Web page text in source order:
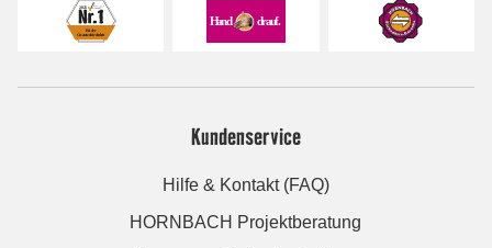
Kundenservice
Hilfe & Kontakt (FAQ)
HORNBACH Projektberatung